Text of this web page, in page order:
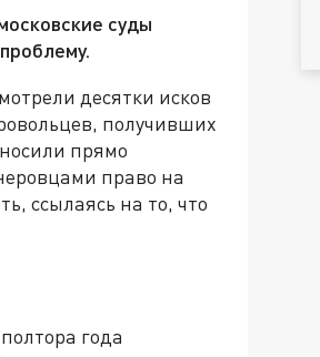
суды
десятки исков
получивших
прямо
право на
ссылаясь на то, что
года